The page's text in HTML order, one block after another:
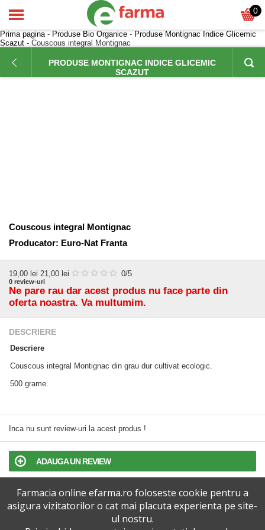
0
Prima pagina- Produse Bio Organice - Produse Montignac Indice Glicemic
Scazut - Couscous integral Montignac
PRODUSE MONTIGNAC INDICE GLICEMIC
SCAZUT
Couscous integral Montignac
Producator: Euro-Nat Franta
19,00 lei 21,00 lei 0/5
0 review-uri
Ne pare rau dar acest produs nu face parte din
oferta noastra. Va multumim.
DESCRIERE
Descriere
Couscous integral Montignac din grau dur cultivat ecologic.
500 grame.
Inca nu sunt review-uri la acest produs !
ADAUGA UN REVIEW
TERMENI SI CONDITII
POLITICA DE CONFIDENTIALITATE
Farmacia online efarma.ro foloseste cookie pentru a
asigura vizitatorilor o cat mai placuta experienta pe site-
ul nostru.